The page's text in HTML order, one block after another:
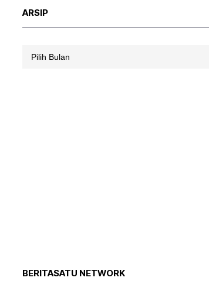
ARSIP
BERITASATU NETWORK